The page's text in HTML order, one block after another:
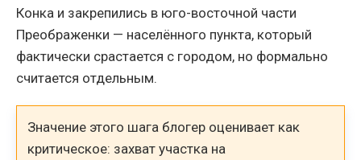
Конка и закрепились в юго-восточной части
Преображенки — населённого пункта, который
фактически срастается с городом, но формально
считается отдельным.
Значение этого шага блогер оценивает как
критическое: захват участка на